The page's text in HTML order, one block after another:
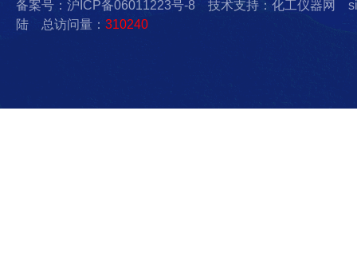
备案号：沪ICP备06011223号-8 技术支持：化工仪器网
陆 总访问量： 310240